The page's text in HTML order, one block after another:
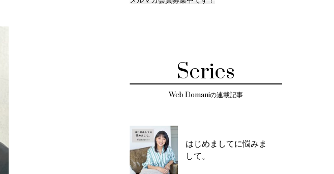
Series
Web Domaniの連載記事
はじめましてに悩みま
して。